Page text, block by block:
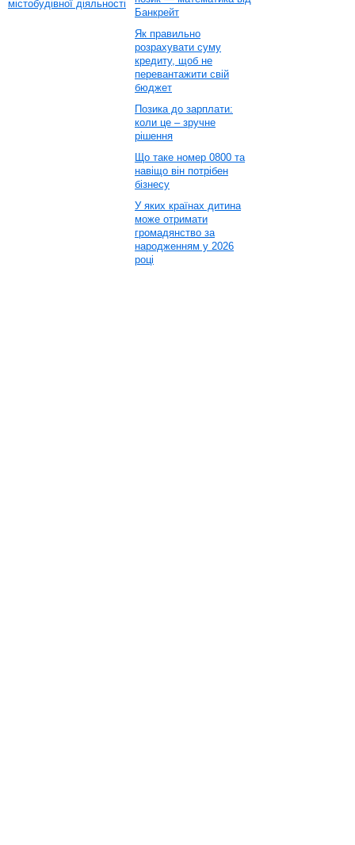
містобудівної діяльності
Банкрейт
Як правильно
розрахувати суму
кредиту, щоб не
перевантажити свій
бюджет
Позика до зарплати:
коли це – зручне
рішення
Що таке номер 0800 та
навіщо він потрібен
бізнесу
У яких країнах дитина
може отримати
громадянство за
народженням у 2026
році